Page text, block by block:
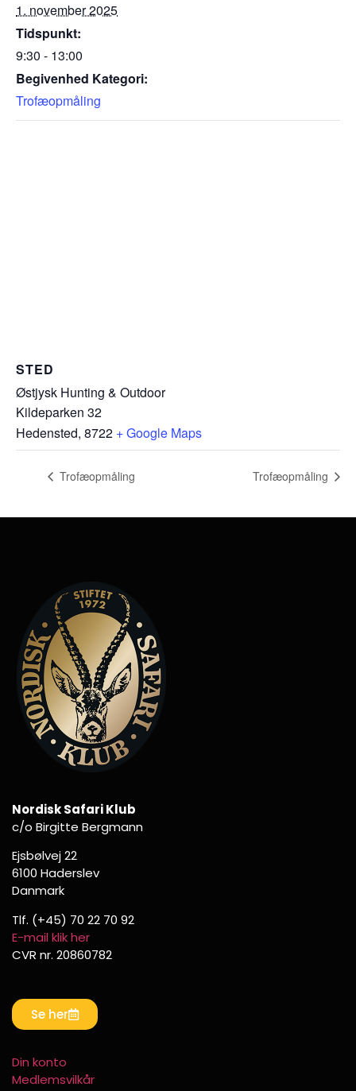
1. november 2025
Tidspunkt:
9:30 - 13:00
Begivenhed Kategori:
Trofæopmåling
STED
Østjysk Hunting & Outdoor
Kildeparken 32
Hedensted, 8722 + Google Maps
Trofæopmåling Trofæopmåling
Nordisk Safari Klub
c/o Birgitte Bergmann
Ejsbølvej 22
6100 Haderslev
Danmark
Tlf. (+45) 70 22 70 92
E-mail klik her
CVR nr. 20860782
Se her
Din konto
Medlemsvilkår